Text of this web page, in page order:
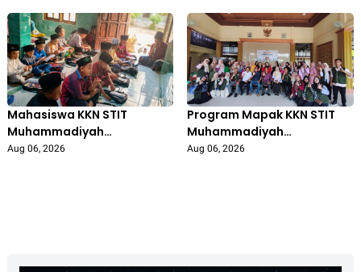
Mahasiswa KKN STIT
Muhammadiyah
Bojonegoro Aktif Mengajar
Aug 06, 2026
Program Mapak KKN STIT
Muhammadiyah
Bojonegoro: Edukasi
Aug 06, 2026